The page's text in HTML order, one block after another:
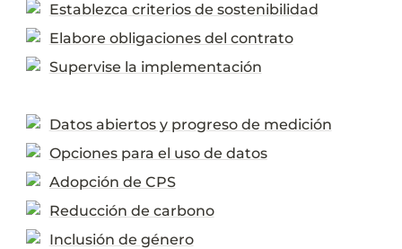
Establezca criterios de sostenibilidad
Elabore obligaciones del contrato
Supervise la implementación
Datos abiertos y progreso de medición
Opciones para el uso de datos
Adopción de CPS
Reducción de carbono
Inclusión de género